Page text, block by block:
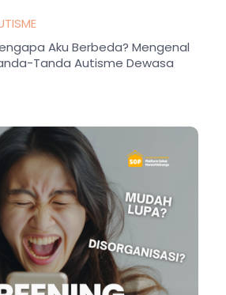
Aku Berbeda? Mengenal
Tanda Autisme Dewasa